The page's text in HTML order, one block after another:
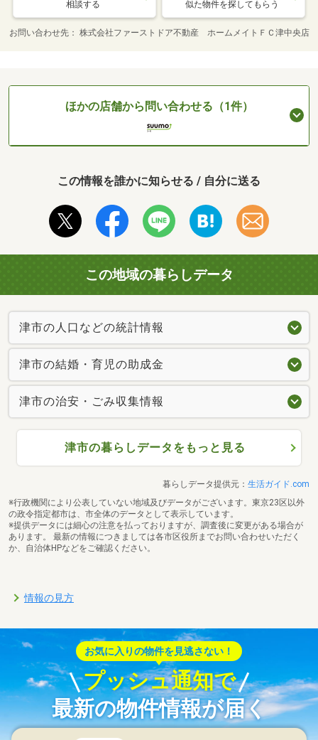
相談する 似た物件を探してもらう
お問い合わせ先 株式会社ファーストドア不動産 ホームメイトＦＣ津中央店
ほかの店舗から問い合わせる（1件）
この情報を誰かに知らせる / 自分に送る
この地域の暮らしデータ
津市の人口などの統計情報
津市の結婚・育児の助成金
津市の治安・ごみ収集情報
津市の暮らしデータをもっと見る
暮らしデータ提供元： 生活ガイド.com
※行政機関により公表していない地域及びデータがございます。東京23区以外
の政令指定都市は、市全体のデータとして表示しています。
※提供データには細心の注意を払っておりますが、調査後に変更がある場合が
あります。 最新の情報につきましては各市区役所までお問い合わせいただく
か、自治体HPなどをご確認ください。
情報の見方
お気に入りの物件を見逃さない！
プッシュ通知で
最新の物件情報が届く